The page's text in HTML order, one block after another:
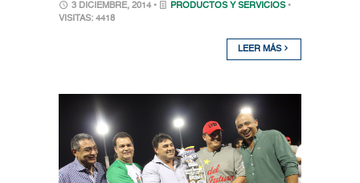
3 DICIEMBRE, 2014 • PRODUCTOS Y SERVICIOS •
VISITAS: 4418
LEER MÁS